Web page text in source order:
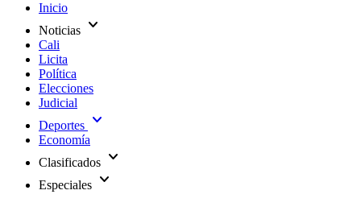
Inicio
Noticias expand_more
Cali
Licita
Política
Elecciones
Judicial
Deportes expand_more
Economía
Clasificados expand_more
Especiales expand_more